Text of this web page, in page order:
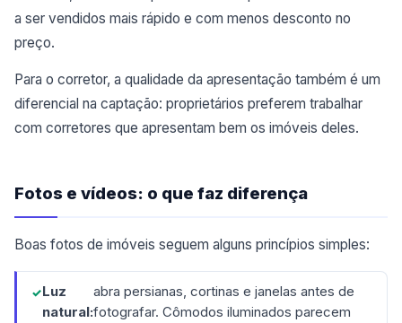
a ser vendidos mais rápido e com menos desconto no
preço.
Para o corretor, a qualidade da apresentação também é um
diferencial na captação: proprietários preferem trabalhar
com corretores que apresentam bem os imóveis deles.
Fotos e vídeos: o que faz diferença
Boas fotos de imóveis seguem alguns princípios simples:
Luz
natural:
abra persianas, cortinas e janelas antes de
fotografar. Cômodos iluminados parecem